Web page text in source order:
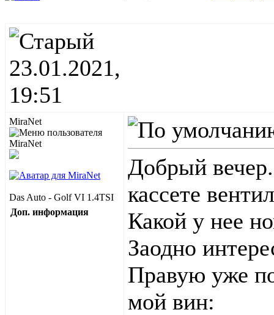
23.01.2021,
19:51
MiraNet
Das Auto - Golf VI 1.4TSI
Доп. информация
Добрый
кассете
Какой у нее
Заодно
Правую уже
мой вин: